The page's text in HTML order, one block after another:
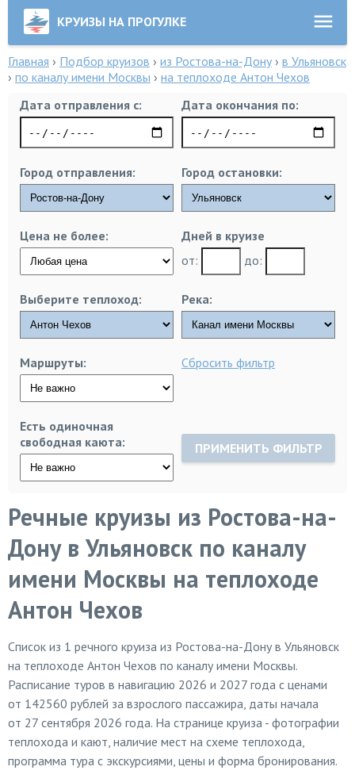
КРУИЗЫ НА ПРОГУЛКЕ
Главная › Подбор круизов › из Ростова-на-Дону › в Ульяновск
› по каналу имени Москвы › на теплоходе Антон Чехов
Дата отправления с:
Дата окончания по:
Город отправления: Город остановки:
Цена не более:
Дней в круизе
от:
до:
Выберите теплоход: Река:
Маршруты: Сбросить фильтр
Есть одиночная
свободная каюта:
ПРИМЕНИТЬ ФИЛЬТР
Речные круизы из Ростова-на-
Дону в Ульяновск по каналу
имени Москвы на теплоходе
Антон Чехов
Список из 1 речного круиза из Ростова-на-Дону в Ульяновск
на теплоходе Антон Чехов по каналу имени Москвы.
Расписание туров в навигацию 2026 и 2027 года с ценами
от 142560 рублей за взрослого пассажира, даты начала
от 27 сентября 2026 года. На странице круиза - фотографии
теплохода и кают, наличие мест на схеме теплохода,
программа тура с экскурсиями, цены и форма бронирования.